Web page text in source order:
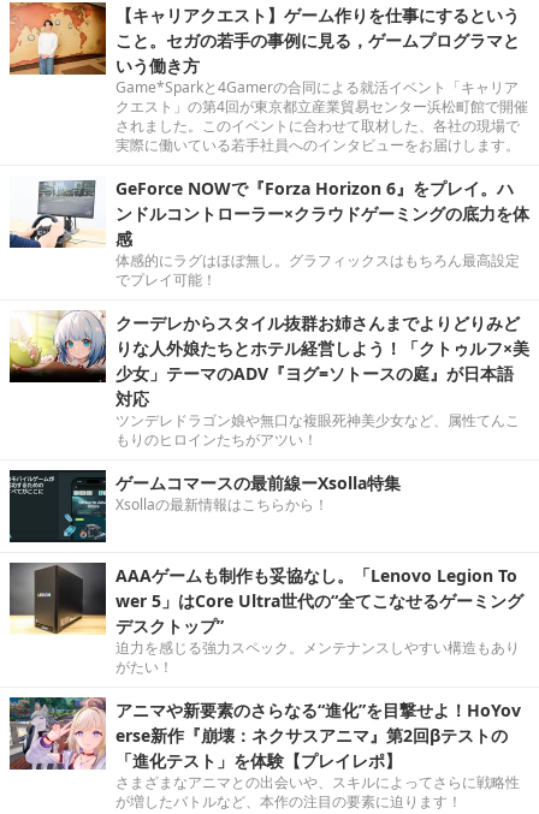
【キャリアクエスト】ゲーム作りを仕事にするという
こと。セガの若手の事例に見る，ゲームプログラマと
いう働き方
Game*Sparkと4Gamerの合同による就活イベント「キャリア
クエスト」の第4回が東京都立産業貿易センター浜松町館で開催
されました。このイベントに合わせて取材した、各社の現場で
実際に働いている若手社員へのインタビューをお届けします。
GeForce NOWで『Forza Horizon 6』をプレイ。ハ
ンドルコントローラー×クラウドゲーミングの底力を体
感
体感的にラグはほぼ無し。グラフィックスはもちろん最高設定
でプレイ可能！
クーデレからスタイル抜群お姉さんまでよりどりみど
りな人外娘たちとホテル経営しよう！「クトゥルフ×美
少女」テーマのADV『ヨグ=ソトースの庭』が日本語
対応
ツンデレドラゴン娘や無口な複眼死神美少女など、属性てんこ
もりのヒロインたちがアツい！
ゲームコマースの最前線ーXsolla特集
Xsollaの最新情報はこちらから！
AAAゲームも制作も妥協なし。「Lenovo Legion To
wer 5」はCore Ultra世代の“全てこなせるゲーミング
デスクトップ”
迫力を感じる強力スペック。メンテナンスしやすい構造もあり
がたい！
アニマや新要素のさらなる“進化”を目撃せよ！HoYov
erse新作『崩壊：ネクサスアニマ』第2回βテストの
「進化テスト」を体験【プレイレポ】
さまざまなアニマとの出会いや、スキルによってさらに戦略性
が増したバトルなど、本作の注目の要素に迫ります！